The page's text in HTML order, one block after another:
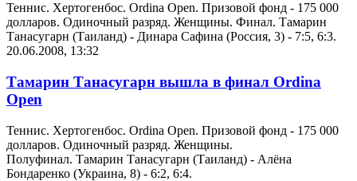
Теннис. Хертогенбос. Ordina Open. Призовой фонд - 175 000
долларов. Одиночный разряд. Женщины. Финал. Тамарин
Танасугарн (Таиланд) - Динара Сафина (Россия, 3) - 7:5, 6:3.
20.06.2008, 13:32
Тамарин Танасугарн вышла в финал Ordina
Open
Теннис. Хертогенбос. Ordina Open. Призовой фонд - 175 000
долларов. Одиночный разряд. Женщины.
Полуфинал. Тамарин Танасугарн (Таиланд) - Алёна
Бондаренко (Украина, 8) - 6:2, 6:4.